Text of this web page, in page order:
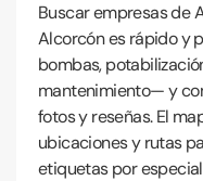
Buscar empresas de
Alcorcón es rápido y
bombas,
mantenimiento— y
fotos y reseñas. El
ubicaciones y rutas
etiquetas por